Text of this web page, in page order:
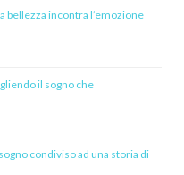
bellezza incontra l’emozione
il sogno che
condiviso ad una storia di